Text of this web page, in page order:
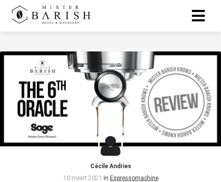
Cécile Andries
10 maart 2021 in Espressomachine